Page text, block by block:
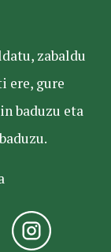
zabaldu
ere, gure
baduzu eta